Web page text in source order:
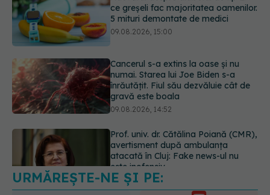
Cancerul s-a extins la oase și nu
numai. Starea lui Joe Biden s-a
înrăutățit. Fiul său dezvăluie cât de
gravă este boala
Prof. univ. dr. Cătălina Poiană (CMR),
avertisment după ambulanța
atacată în Cluj: Fake news-ul nu
este inofensiv
Greșeala periculoasă făcută de
bolnavii de rinichi în timpul caniculei
09.08.2026, 16:00
URMĂREȘTE-NE ȘI PE:
URMĂRITORI
ABONAȚI